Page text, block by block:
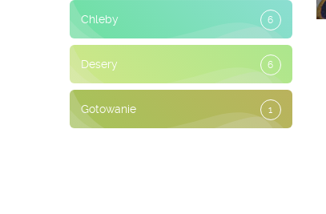
6
Chleby
6
Desery
1
Gotowanie